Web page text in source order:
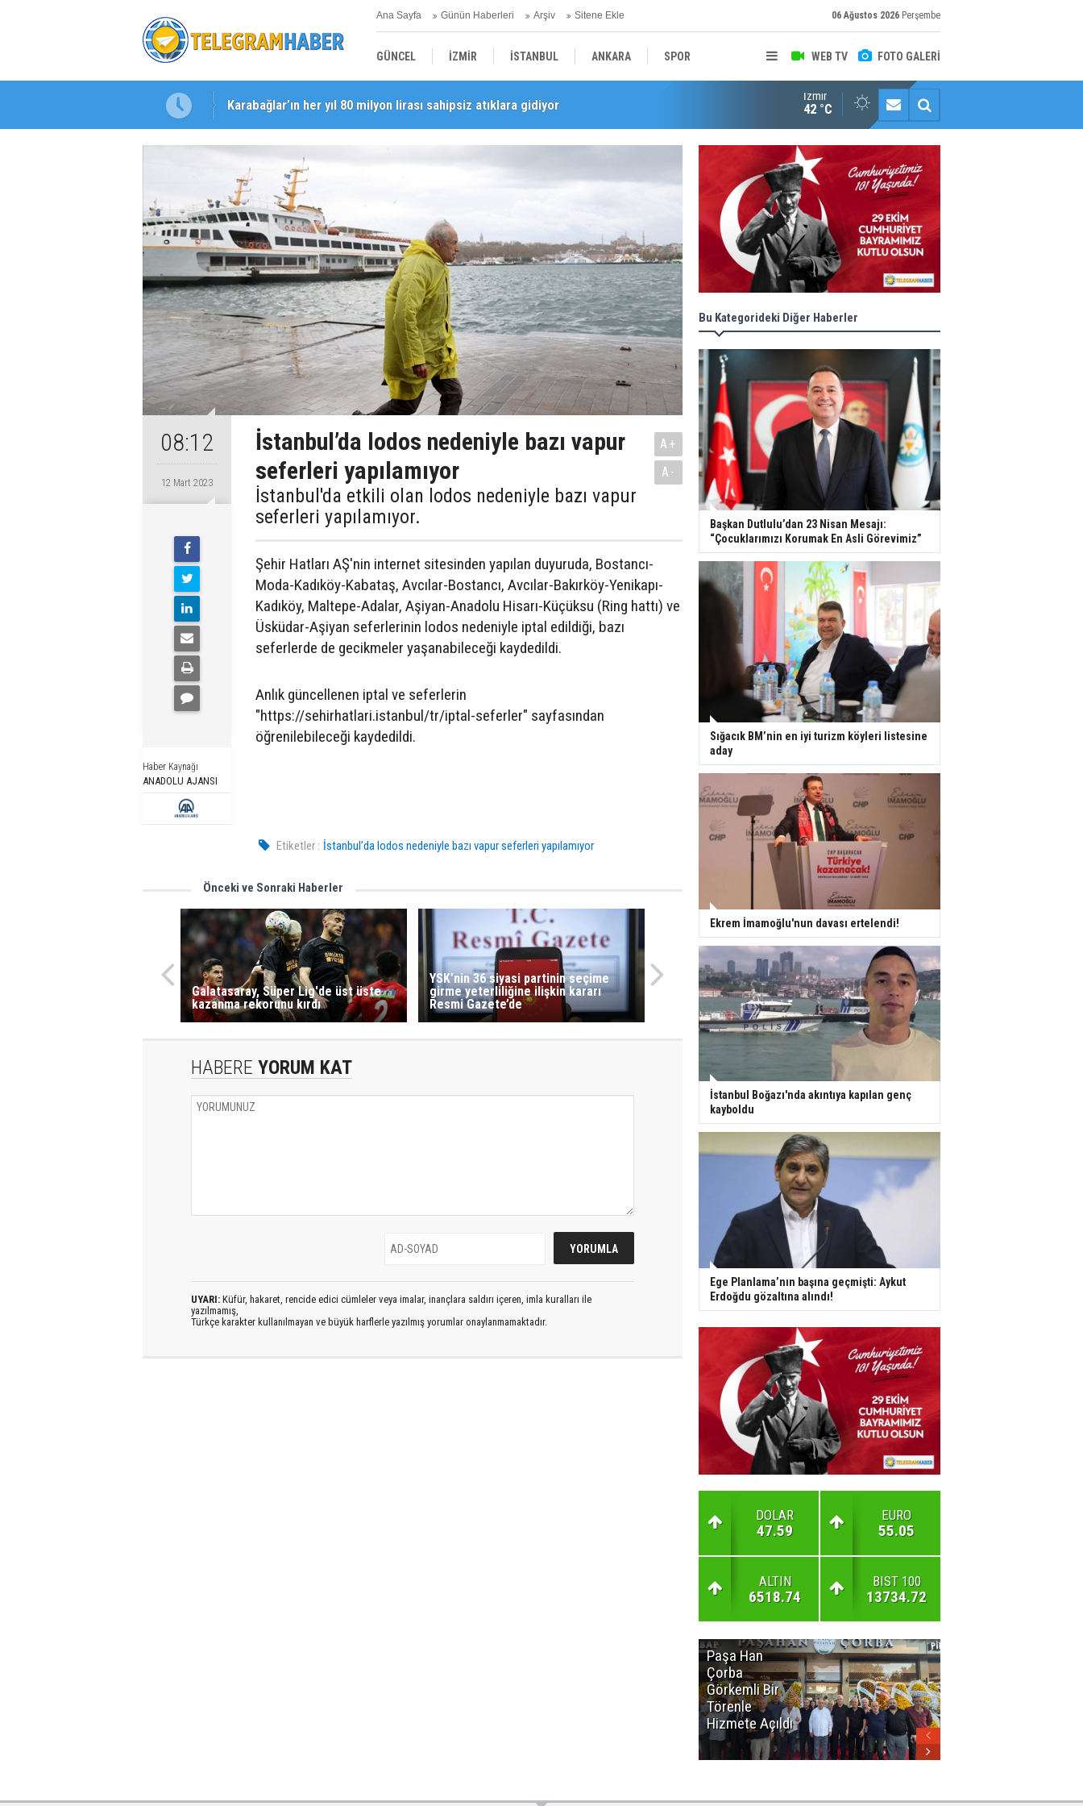
Ana Sayfa Günün Haberleri Arşiv Sitene Ekle 06 Ağustos 2026 Perşembe
WEB TV FOTO GALERİ
GÜNCEL İZMİR İSTANBUL ANKARA SPOR
YEREL SAĞLIK EKONOMİ
Karabağlar’ın her yıl 80 milyon lirası sahipsiz atıklara gidiyor
Başkan Eşki’den Çamdibi’nde esnaf turu Halk istedi, ESHOT düzenledi
İzmir
42 °C
08:12
12 Mart 2023
Haber Kaynağı
ANADOLU AJANSI
İstanbul’da lodos nedeniyle bazı vapur
seferleri yapılamıyor
İstanbul'da etkili olan lodos nedeniyle bazı vapur
seferleri yapılamıyor.
A+
A-
Şehir Hatları AŞ'nin internet sitesinden yapılan duyuruda, Bostancı-
Moda-Kadıköy-Kabataş, Avcılar-Bostancı, Avcılar-Bakırköy-Yenikapı-
Kadıköy, Maltepe-Adalar, Aşiyan-Anadolu Hisarı-Küçüksu (Ring hattı) ve
Üsküdar-Aşiyan seferlerinin lodos nedeniyle iptal edildiği, bazı
seferlerde de gecikmeler yaşanabileceği kaydedildi.
Anlık güncellenen iptal ve seferlerin
"https://sehirhatlari.istanbul/tr/iptal-seferler" sayfasından
öğrenilebileceği kaydedildi.
Etiketler : İstanbul’da lodos nedeniyle bazı vapur seferleri yapılamıyor
Önceki ve Sonraki Haberler
Galatasaray, Süper Lig'de üst üste
kazanma rekorunu kırdı
YSK’nin 36 siyasi partinin seçime
girme yeterliliğine ilişkin kararı
Resmi Gazete’de
HABERE YORUM KAT
UYARI: Küfür, hakaret, rencide edici cümleler veya imalar, inançlara saldırı içeren, imla kuralları ile
yazılmamış,
Türkçe karakter kullanılmayan ve büyük harflerle yazılmış yorumlar onaylanmamaktadır.
Bu Kategorideki Diğer Haberler
Başkan Dutlulu’dan 23 Nisan Mesajı:
“Çocuklarımızı Korumak En Asli Görevimiz”
Sığacık BM’nin en iyi turizm köyleri listesine
aday
Ekrem İmamoğlu'nun davası ertelendi!
İstanbul Boğazı'nda akıntıya kapılan genç
kayboldu
Ege Planlama’nın başına geçmişti: Aykut
Erdoğdu gözaltına alındı!
DOLAR
47.59
EURO
55.05
ALTIN
6518.74
BIST 100
13734.72
Paşa Han
Çorba
Görkemli Bir
Törenle
Hizmete Açıldı